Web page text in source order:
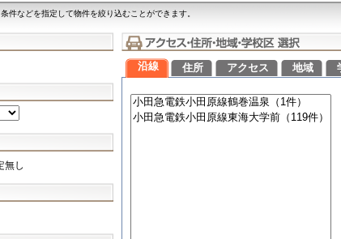
件などを指定して物件を絞り込むことができます。
無し
沿線 住所 アクセス 地域